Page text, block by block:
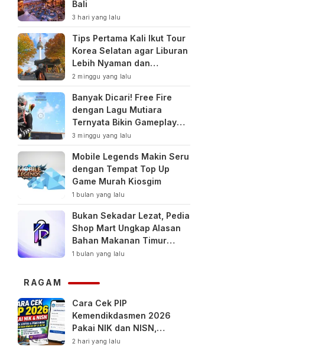
Bali
3 hari yang lalu
Tips Pertama Kali Ikut Tour
Korea Selatan agar Liburan
Lebih Nyaman dan
Berkesan
2 minggu yang lalu
Banyak Dicari! Free Fire
dengan Lagu Mutiara
Ternyata Bikin Gameplay
Makin Keren
3 minggu yang lalu
Mobile Legends Makin Seru
dengan Tempat Top Up
Game Murah Kiosgim
1 bulan yang lalu
Bukan Sekadar Lezat, Pedia
Shop Mart Ungkap Alasan
Bahan Makanan Timur
Tengah Jadi Tren Gaya
1 bulan yang lalu
RAGAM
Cara Cek PIP
Kemendikdasmen 2026
Pakai NIK dan NISN,
Bantuan hingga Rp1,8 Juta
2 hari yang lalu